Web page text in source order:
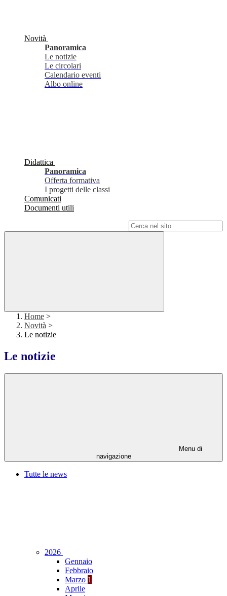
Novità
Panoramica
Le notizie
Le circolari
Calendario eventi
Albo online
Didattica
Panoramica
Offerta formativa
I progetti delle classi
Comunicati
Documenti utili
Home >
Novità >
Le notizie
Le notizie
Menu di
navigazione
Tutte le news
2026
Gennaio
Febbraio
Marzo 1
Aprile